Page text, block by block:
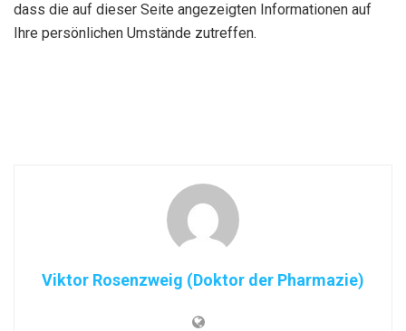
dass die auf dieser Seite angezeigten Informationen auf
Ihre persönlichen Umstände zutreffen.
Viktor Rosenzweig (Doktor der Pharmazie)